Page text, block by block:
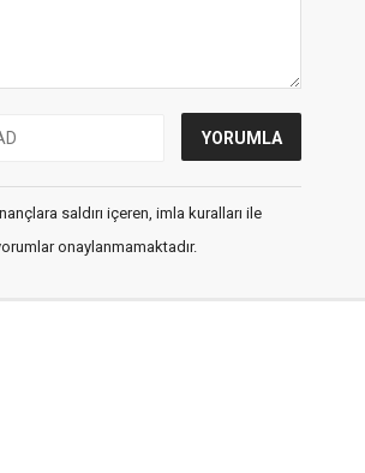
saldırı içeren, imla kuralları ile
onaylanmamaktadır.